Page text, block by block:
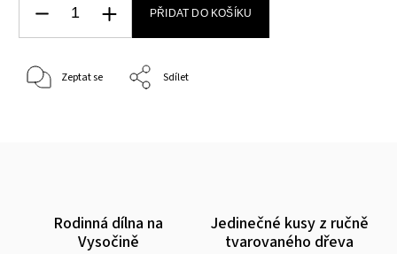
PŘIDAT DO KOŠÍKU
Zeptat se Sdílet
Rodinná dílna na
Vysočině
Jedinečné kusy z ručně
tvarovaného dřeva